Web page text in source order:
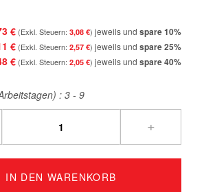
€ 3,08 € jeweils und spare10%
€ 2,57 € jeweils und spare25%
€ 2,05 € jeweils und spare40%
: 3 - 9
+
IN DEN WARENKORB